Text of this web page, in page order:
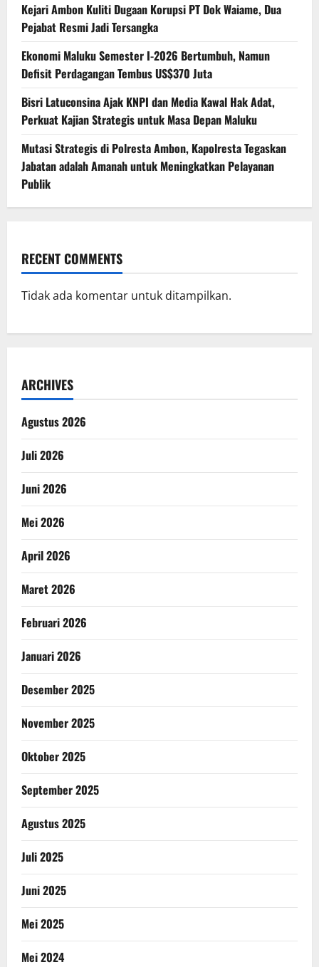
Kejari Ambon Kuliti Dugaan Korupsi PT Dok Waiame, Dua
Pejabat Resmi Jadi Tersangka
Ekonomi Maluku Semester I-2026 Bertumbuh, Namun
Defisit Perdagangan Tembus US$370 Juta
Bisri Latuconsina Ajak KNPI dan Media Kawal Hak Adat,
Perkuat Kajian Strategis untuk Masa Depan Maluku
Mutasi Strategis di Polresta Ambon, Kapolresta Tegaskan
Jabatan adalah Amanah untuk Meningkatkan Pelayanan
Publik
RECENT COMMENTS
Tidak ada komentar untuk ditampilkan.
ARCHIVES
Agustus 2026
Juli 2026
Juni 2026
Mei 2026
April 2026
Maret 2026
Februari 2026
Januari 2026
Desember 2025
November 2025
Oktober 2025
September 2025
Agustus 2025
Juli 2025
Juni 2025
Mei 2025
Mei 2024